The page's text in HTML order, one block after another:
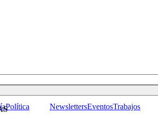
Política NewslettersEventosTrabajos